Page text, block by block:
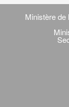
Navigation
transverse
Ministère de